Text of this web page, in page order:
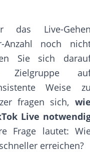
Live-
Anzahl noch
Sie sich
Zielgruppe
Weise
fragen sich,
Live
Frage lautet:
erreichen?